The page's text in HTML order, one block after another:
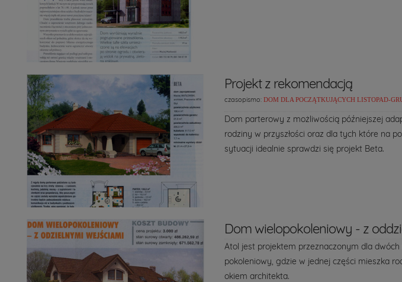
Projekt z rekomendacją
czasopismo: DOM DLA POCZĄTKUJĄCYCH LISTOPAD-
Dom parterowy z możliwością późniejszej
rodziny w przyszłości oraz dla tych które na
sytuacji idealnie sprawdzi się projekt Beta.
Dom wielopokoleniowy - z
Atol jest projektem przeznaczonym dla
pokoleniowy, gdzie w jednej części mieszka
okiem architekta.